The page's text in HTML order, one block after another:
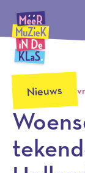
Méér Muziek in
Nieuws